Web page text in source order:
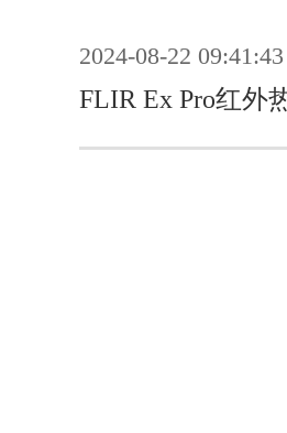
2024-08-22 09:41:43
FLIR Ex Pro红外